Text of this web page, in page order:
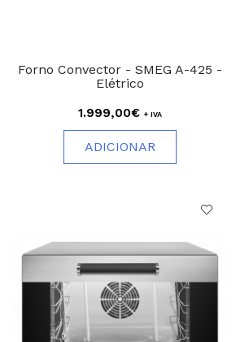
Forno Convector - SMEG A-425 -
Elétrico
1.999,00€ + IVA
ADICIONAR